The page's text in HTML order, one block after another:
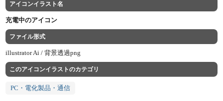
アイコンイラスト名
充電中のアイコン
ファイル形式
illustrator Ai /背景透過png
このアイコンイラストのカテゴリ
PC・電化製品・通信